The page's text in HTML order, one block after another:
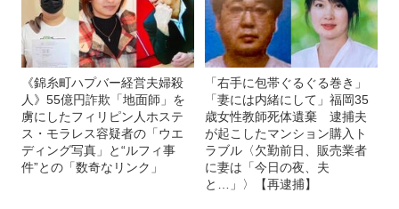
《錦糸町ハプバー経営夫婦殺
人》55億円詐欺「地面師」を
虜にしたフィリピン人ホステ
ス・モラレス容疑者の「ウエ
ディング写真」と“ルフィ事
件”との「数奇なリンク」
「右手に包帯ぐるぐる巻き」
「妻には内緒にして」福岡35
歳女性教師死体遺棄 逮捕夫
が起こしたマンション購入ト
ラブル〈欠勤前日、販売業者
に妻は「今日の夜、夫
と…」〉【再逮捕】